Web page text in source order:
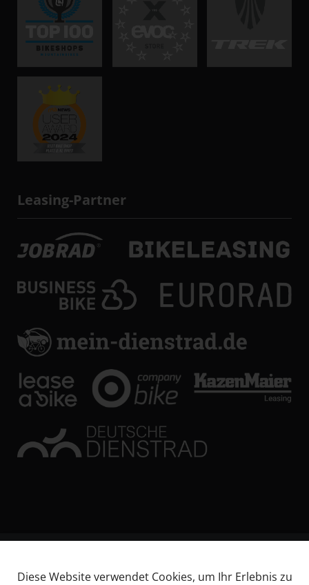
Leasing-Partner
Diese Website verwendet Cookies, um Ihr Erlebnis zu